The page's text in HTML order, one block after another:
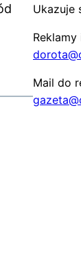
Ukazuje
Reklamy
Mail do